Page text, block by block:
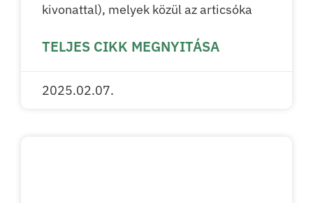
kivonattal), melyek közül az articsóka
TELJES CIKK MEGNYITÁSA
2025.02.07.